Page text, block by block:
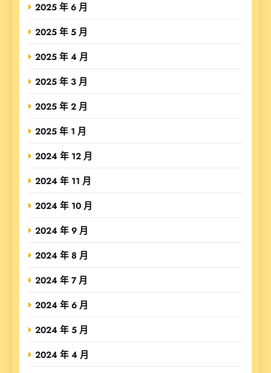
2025 年 6 月
2025 年 5 月
2025 年 4 月
2025 年 3 月
2025 年 2 月
2025 年 1 月
2024 年 12 月
2024 年 11 月
2024 年 10 月
2024 年 9 月
2024 年 8 月
2024 年 7 月
2024 年 6 月
2024 年 5 月
2024 年 4 月